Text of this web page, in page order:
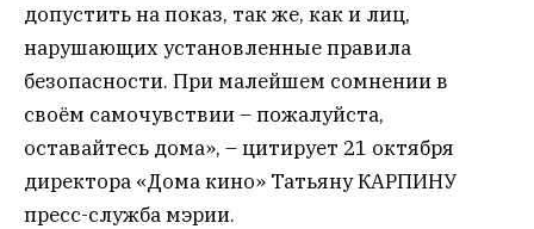
допустить на показ, так же, как и лиц,
нарушающих установленные правила
безопасности. При малейшем сомнении в
своём самочувствии – пожалуйста,
оставайтесь дома», – цитирует 21 октября
директора «Дома кино» Татьяну КАРПИНУ
пресс-служба мэрии.